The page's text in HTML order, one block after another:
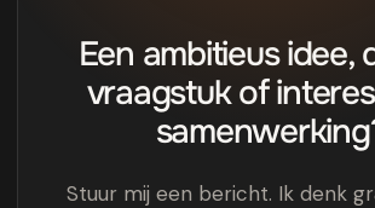
Een ambitieus idee,
vraagstuk of
Stuur mij een bericht. Ik denk